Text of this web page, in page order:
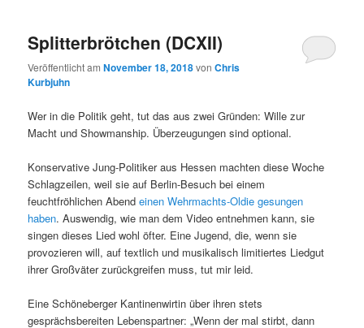
Splitterbrötchen (DCXII)
Veröffentlicht amNovember 18, 2018vonChris
Kurbjuhn
Wer in die Politik geht, tut das aus zwei Gründen: Wille zur
Macht und Showmanship. Überzeugungen sind optional.
Konservative Jung-Politiker aus Hessen machten diese Woche
Schlagzeilen, weil sie auf Berlin-Besuch bei einem
feuchtfröhlichen Abendeinen Wehrmachts-Oldie gesungen
haben. Auswendig, wie man dem Video entnehmen kann, sie
singen dieses Lied wohl öfter. Eine Jugend, die, wenn sie
provozieren will, auf textlich und musikalisch limitiertes Liedgut
ihrer Großväter zurückgreifen muss, tut mir leid.
Eine Schöneberger Kantinenwirtin über ihren stets
gesprächsbereiten Lebenspartner: „Wenn der mal stirbt, dann